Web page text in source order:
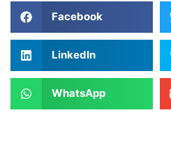
Facebook
LinkedIn
WhatsApp